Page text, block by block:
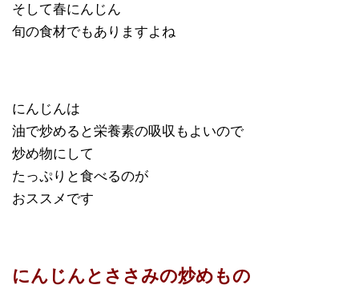
そして春にんじん
旬の食材でもありますよね
にんじんは
油で炒めると栄養素の吸収もよいので
炒め物にして
たっぷりと食べるのが
おススメです
にんじんとささみの炒めもの